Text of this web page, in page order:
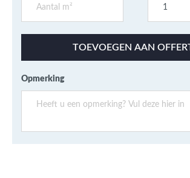
TOEVOEGEN AAN
Opmerking